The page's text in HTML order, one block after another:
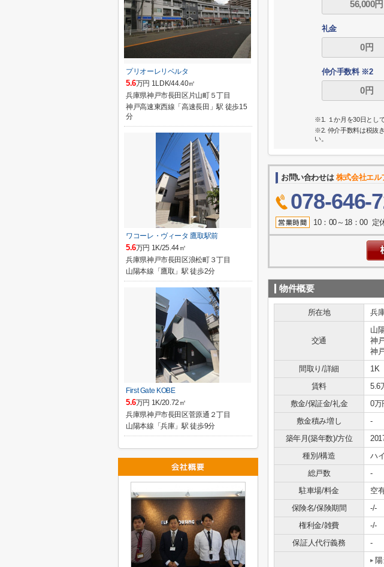
礼金
仲介手数料 ※2
※1. １か月を30日とし
※2. 仲介手数料は税抜
い。
お問い合わせは 株式会社エル
078-646-
10：00～18：00 定
物件概要
所在地 兵
交通
山
神
神
間取り/詳細
1K
賃料
5.6
敷金/保証金/礼金
0万
敷金積み増し
-
築年月(築年数)/方位
種別/構造
ハ
総戸数
-
駐車場/料金
空
保険名/保険期間
-/-
権利金/雑費
-/-
保証人代行義務
-
プリオーレリベルタ
5.6万円 1LDK/44.40㎡
兵庫県神戸市長田区片山町５丁目
神戸高速東西線「高速長田」駅 徒歩15
分
ワコーレ・ヴィータ 鷹取駅前
5.6万円 1K/25.44㎡
兵庫県神戸市長田区浪松町３丁目
山陽本線「鷹取」駅 徒歩2分
First Gate KOBE
5.6万円 1K/20.72㎡
兵庫県神戸市長田区菅原通２丁目
山陽本線「兵庫」駅 徒歩9分